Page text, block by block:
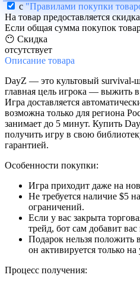
с "Правилами покупки
На товар предоставляется
Если общая сумма покупок
😶 Скидка
отсутствует
Описание товара
DayZ — это культовый survival-
главная цель игрока — выжить
Игра доставляется
возможна только для региона
занимает до 5 минут. Купить
получить игру в свою
гарантией.
Особенности покупки:
Игра приходит даже на
Не требуется наличие $5
ограничений.
Если у вас закрыта
трейд, бот сам добавит вас
Подарок нельзя положить
он активируется только
Процесс получения: